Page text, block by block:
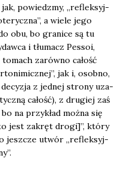
powiedz­my, „reflek­syj­
a wie­le jego
obu, bo gra­ni­ce są tu
i tłu­macz Pes­soi,
zarów­no całość
jak i, osob­no,
z jed­nej stro­ny uza­
całość), z dru­giej zaś
na przy­kład moż­na się
jest zakręt dro­gi]”, któ­ry
jesz­cze utwór „reflek­syj­